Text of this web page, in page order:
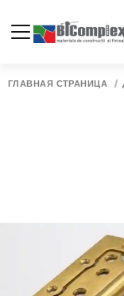
ГЛАВНАЯ СТРАНИЦА